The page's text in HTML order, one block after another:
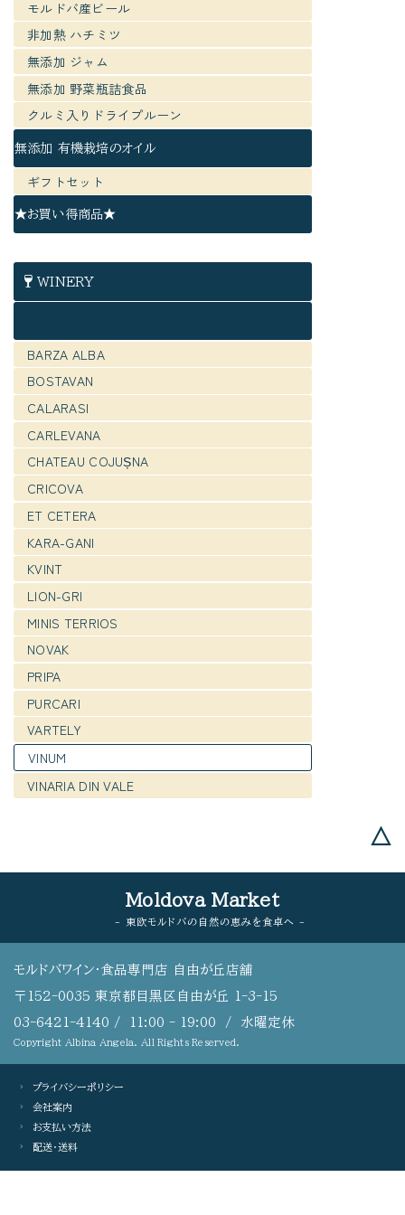
モルドバ産ビール
非加熱 ハチミツ
無添加 ジャム
無添加 野菜瓶詰食品
クルミ入りドライプルーン
無添加 有機栽培のオイル
ギフトセット
★お買い得商品★
WINERY
BARZA ALBA
BOSTAVAN
CALARASI
CARLEVANA
CHATEAU COJUȘNA
CRICOVA
ET CETERA
KARA-GANI
KVINT
LION-GRI
MINIS TERRIOS
NOVAK
PRIPA
PURCARI
VARTELY
VINUM
VINARIA DIN VALE
Moldova Market
- 東欧モルドバの自然の恵みを食卓へ -
モルドバワイン・食品専門店 自由が丘店舗
〒152-0035 東京都目黒区自由が丘 1-3-15
03-6421-4140 / 11:00 - 19:00 / 水曜定休
Copyright Albina Angela. All Rights Reserved.
プライバシーポリシー
会社案内
お支払い方法
配送・送料
△